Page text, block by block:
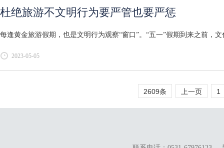
杜绝旅游不文明行为要严管也要严惩
每逢黄金旅游假期，也是文明行为观察“窗口”。“五一”假期到来之前，
2023-05-05
2609条 上一页 1